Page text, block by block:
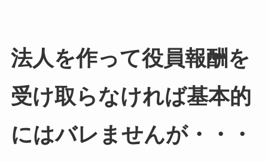
法人を作って役員報酬を
受け取らなければ基本的
にはバレませんが・・・